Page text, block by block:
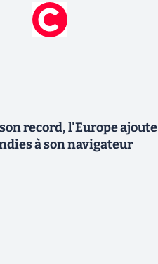
record, l'Europe ajoute
à son navigateur